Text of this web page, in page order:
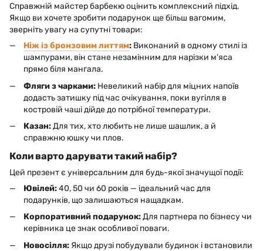
Справжній майстер барбекю оцінить комплексний підхід.
Якщо ви хочете зробити подарунок ще більш вагомим,
зверніть увагу на супутні товари:
Ніж із бронзовим литтям: Виконаний в одному стилі із
шампурами, він стане незамінним для нарізки м'яса
прямо біля мангала.
Фляги з чарками: Невеликий набір для міцних напоїв
додасть затишку під час очікування, поки вугілля в
костровій чаші дійде до потрібної температури.
Казан:Для тих, хто любить не лише шашлик, а й
справжню юшку чи плов.
Коли варто дарувати такий набір?
Цей презент є універсальним для будь-якої значущої події:
Ювілей:40, 50 чи 60 років — ідеальний час для
подарунків, що залишаються нащадкам.
Корпоративний подарунок:Для партнера по бізнесу чи
керівника це знак особливої поваги.
Новосілля: Якщо друзі побудували будинок і встановили